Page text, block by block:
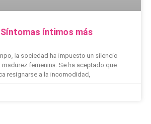
íntimos más
la sociedad ha impuesto un silencio
femenina. Se ha aceptado que
resignarse a la incomodidad,